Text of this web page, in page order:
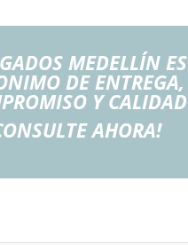
MEDELLÍN ES
DE ENTREGA,
Y CALIDAD
AHORA!